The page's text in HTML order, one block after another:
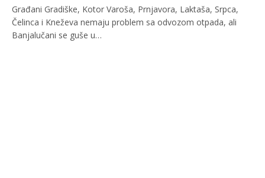
Građani Gradiške, Kotor Varoša, Prnjavora, Laktaša, Srpca,
Čelinca i Kneževa nemaju problem sa odvozom otpada, ali
Banjalučani se guše u…